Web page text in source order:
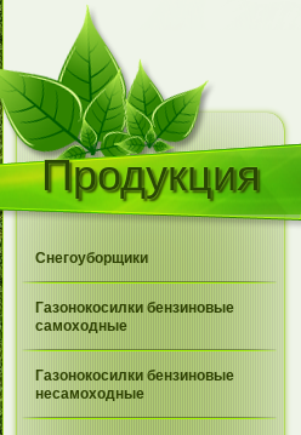
Продукция
Снегоуборщики
Газонокосилки бензиновые
самоходные
Газонокосилки бензиновые
несамоходные